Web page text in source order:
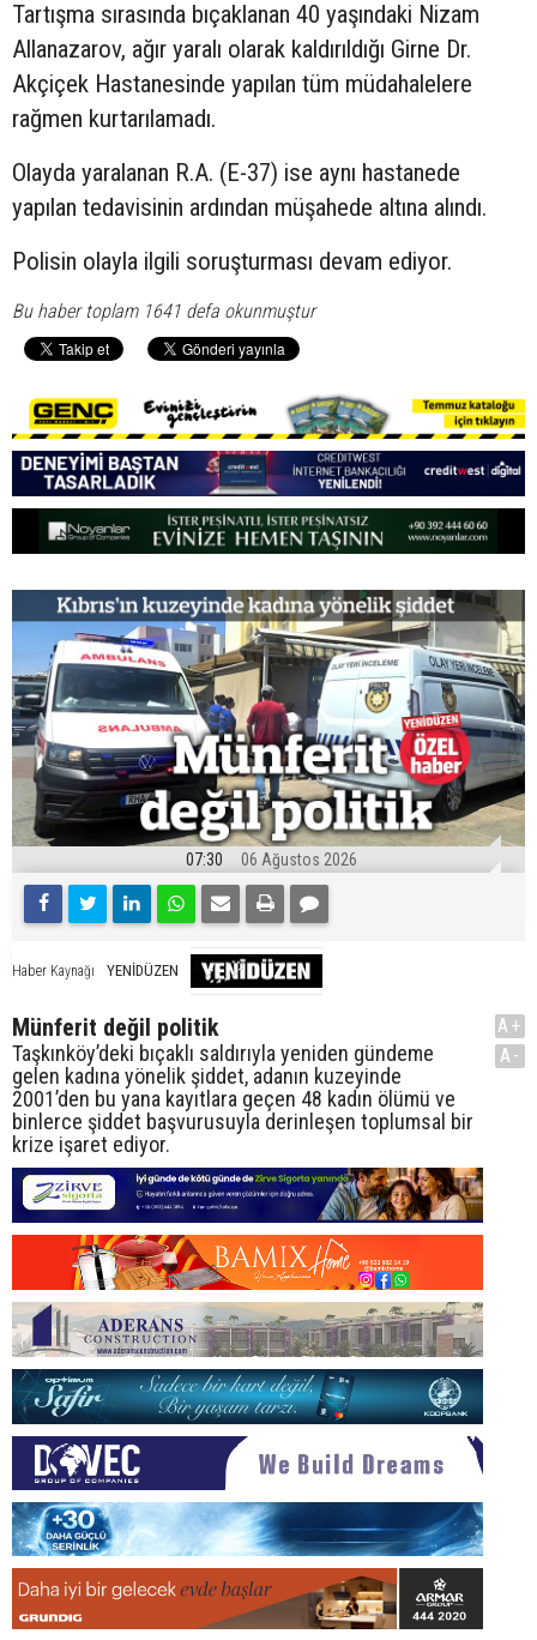
Tartışma sırasında bıçaklanan 40 yaşındaki Nizam
Allanazarov, ağır yaralı olarak kaldırıldığı Girne Dr.
Akçiçek Hastanesinde yapılan tüm müdahalelere
rağmen kurtarılamadı.
Olayda yaralanan R.A. (E-37) ise aynı hastanede
yapılan tedavisinin ardından müşahede altına alındı.
Polisin olayla ilgili soruşturması devam ediyor.
Bu haber toplam 1641 defa okunmuştur
07:30 06 Ağustos 2026
Haber Kaynağı YENİDÜZEN
Münferit değil politik
Taşkınköy’deki bıçaklı saldırıyla yeniden gündeme
gelen kadına yönelik şiddet, adanın kuzeyinde
2001’den bu yana kayıtlara geçen 48 kadın ölümü ve
binlerce şiddet başvurusuyla derinleşen toplumsal bir
krize işaret ediyor.
A+
A-